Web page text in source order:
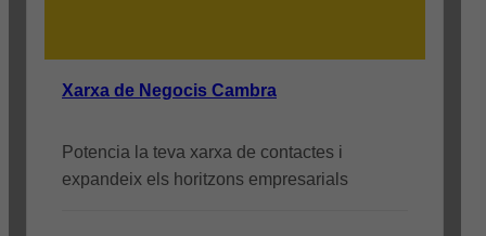
Xarxa de Negocis Cambra
Potencia la teva xarxa de contactes i
expandeix els horitzons empresarials